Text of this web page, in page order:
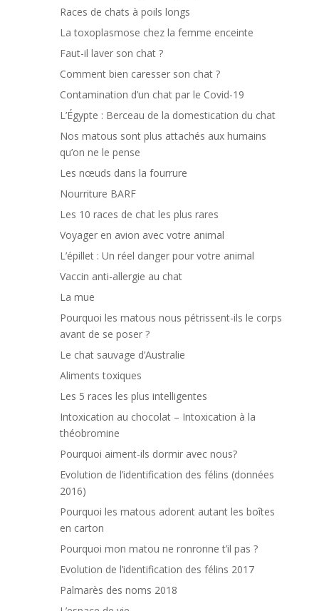
Races de chats à poils longs
La toxoplasmose chez la femme enceinte
Faut-il laver son chat ?
Comment bien caresser son chat ?
Contamination d’un chat par le Covid-19
L’Égypte : Berceau de la domestication du chat
Nos matous sont plus attachés aux humains
qu’on ne le pense
Les nœuds dans la fourrure
Nourriture BARF
Les 10 races de chat les plus rares
Voyager en avion avec votre animal
L’épillet : Un réel danger pour votre animal
Vaccin anti-allergie au chat
La mue
Pourquoi les matous nous pétrissent-ils le corps
avant de se poser ?
Le chat sauvage d’Australie
Aliments toxiques
Les 5 races les plus intelligentes
Intoxication au chocolat – Intoxication à la
théobromine
Pourquoi aiment-ils dormir avec nous?
Evolution de l’identification des félins (données
2016)
Pourquoi les matous adorent autant les boîtes
en carton
Pourquoi mon matou ne ronronne t’il pas ?
Evolution de l’identification des félins 2017
Palmarès des noms 2018